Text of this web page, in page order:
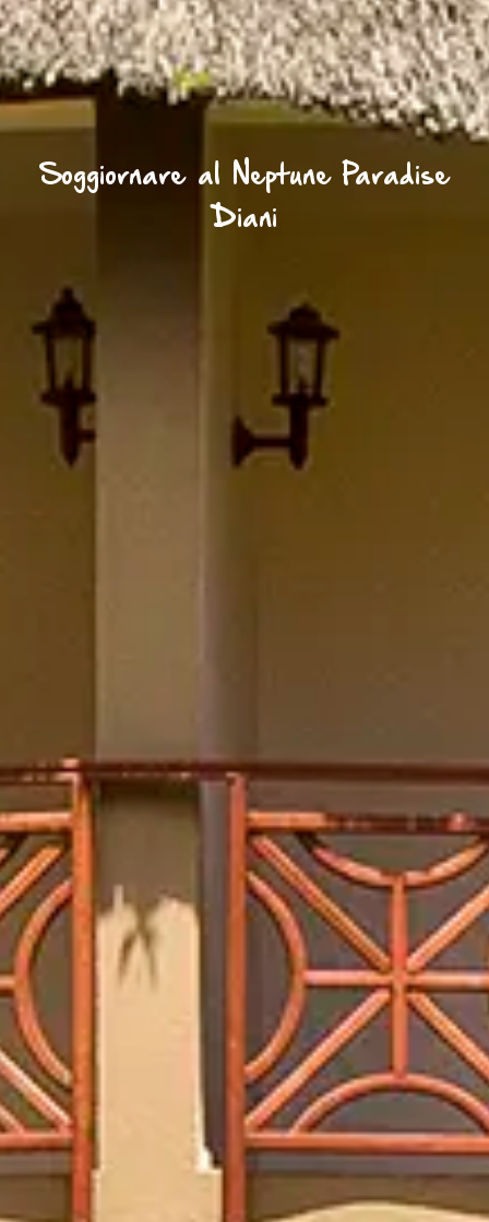
Soggiornare al Neptune Paradise
Diani